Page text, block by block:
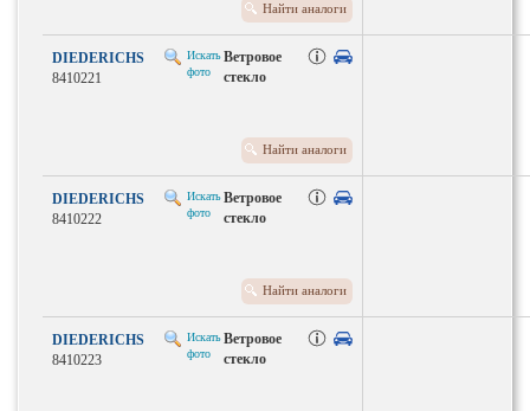
Найти аналоги
DIEDERICHS
8410221
Искать
фото
Ветровое
стекло
Найти аналоги
DIEDERICHS
8410222
Искать
фото
Ветровое
стекло
Найти аналоги
DIEDERICHS
8410223
Искать
фото
Ветровое
стекло